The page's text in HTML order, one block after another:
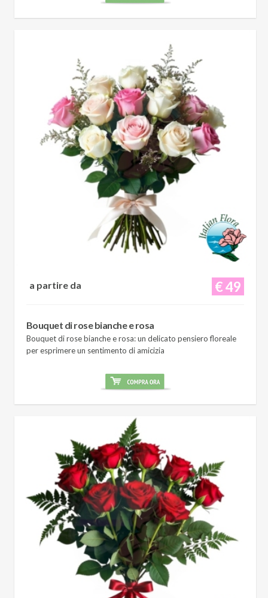
€ 49
a partire da
Bouquet di rose bianche e rosa
Bouquet di rose bianche e rosa: un delicato pensiero floreale
per esprimere un sentimento di amicizia